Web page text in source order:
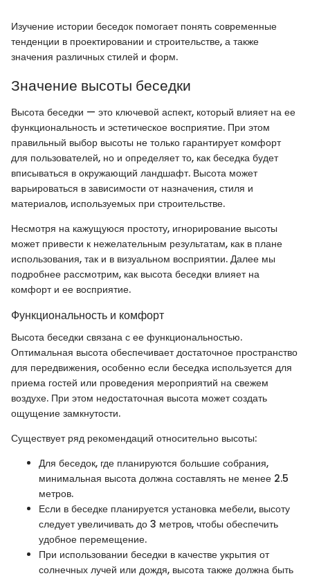
Изучение истории беседок помогает понять современные
тенденции в проектировании и строительстве, а также
значения различных стилей и форм.
Значение высоты беседки
Высота беседки — это ключевой аспект, который влияет на ее
функциональность и эстетическое восприятие. При этом
правильный выбор высоты не только гарантирует комфорт
для пользователей, но и определяет то, как беседка будет
вписываться в окружающий ландшафт. Высота может
варьироваться в зависимости от назначения, стиля и
материалов, используемых при строительстве.
Несмотря на кажущуюся простоту, игнорирование высоты
может привести к нежелательным результатам, как в плане
использования, так и в визуальном восприятии. Далее мы
подробнее рассмотрим, как высота беседки влияет на
комфорт и ее восприятие.
Функциональность и комфорт
Высота беседки связана с ее функциональностью.
Оптимальная высота обеспечивает достаточное пространство
для передвижения, особенно если беседка используется для
приема гостей или проведения мероприятий на свежем
воздухе. При этом недостаточная высота может создать
ощущение замкнутости.
Существует ряд рекомендаций относительно высоты:
Для беседок, где планируются большие собрания,
минимальная высота должна составлять не менее 2.5
метров.
Если в беседке планируется установка мебели, высоту
следует увеличивать до 3 метров, чтобы обеспечить
удобное перемещение.
При использовании беседки в качестве укрытия от
солнечных лучей или дождя, высота также должна быть